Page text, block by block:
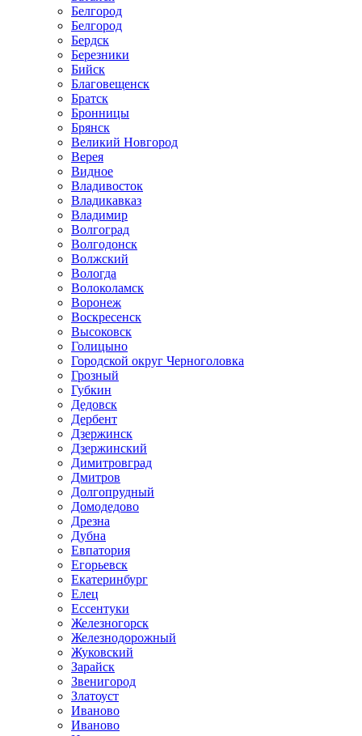
Белгород
Белгород
Бердск
Березники
Бийск
Благовещенск
Братск
Бронницы
Брянск
Великий Новгород
Верея
Видное
Владивосток
Владикавказ
Владимир
Волгоград
Волгодонск
Волжский
Вологда
Волоколамск
Воронеж
Воскресенск
Высоковск
Голицыно
Городской округ Черноголовка
Грозный
Губкин
Дедовск
Дербент
Дзержинск
Дзержинский
Димитровград
Дмитров
Долгопрудный
Домодедово
Дрезна
Дубна
Евпатория
Егорьевск
Екатеринбург
Елец
Ессентуки
Железногорск
Железнодорожный
Жуковский
Зарайск
Звенигород
Златоуст
Иваново
Иваново